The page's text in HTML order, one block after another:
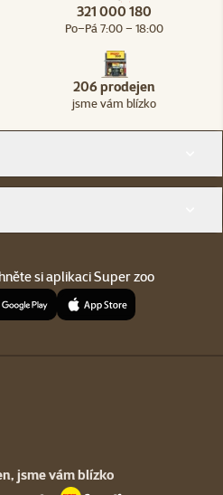
321 000 180
Po–Pá 7:00 – 18:00
206 prodejen
jsme vám blízko
si aplikaci Super zoo
jsme vám blízko